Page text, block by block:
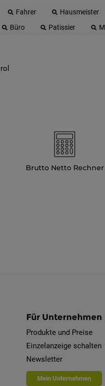
Fahrer Hausmeister
Büro Patissier
Brutto Netto Rechner
Für Unternehmen
Produkte und Preise
Einzelanzeige schalten
Newsletter
Mein Unternehmen